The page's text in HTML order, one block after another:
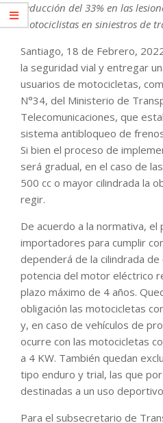
reducción del 33% en las
motociclistas en siniestros de
Santiago, 18 de Febrero,
la seguridad vial y entregar
usuarios de motocicletas,
N°34, del Ministerio de
Telecomunicaciones, que
sistema antibloqueo de
Si bien el proceso de
será gradual, en el caso de
500 cc o mayor cilindrada la
regir.
De acuerdo a la normativa, el
importadores para cumplir
dependerá de la cilindrada
potencia del motor eléctrico
plazo máximo de 4 años.
obligación las motocicletas
y, en caso de vehículos de
ocurre con las motocicletas
a 4 KW. También quedan
tipo enduro y trial, las que
destinadas a un uso
Para el subsecretario de